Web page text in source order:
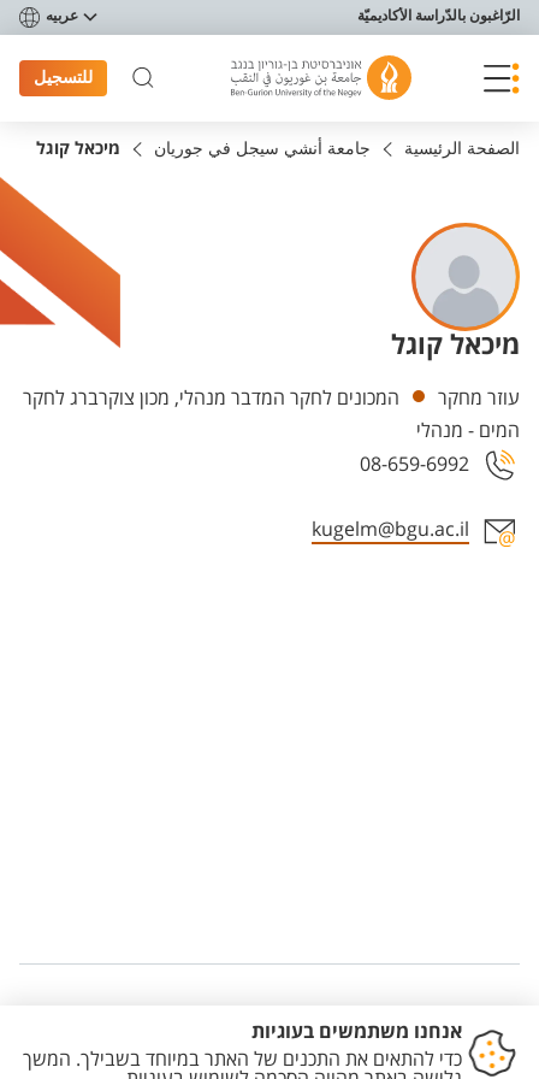
תפריט נגישות
الرّاغبون بالدّراسة الأكاديميّة عربيه
للتسجيل
الصفحة الرئيسية جامعة أنشي سيجل في جوريان מיכאל קוגל
מיכאל קוגל
Departments
עוזר מחקר
המכונים לחקר המדבר מנהלי, מכון צוקרברג לחקר
המים - מנהלי
08-659-6992
kugelm@bgu.ac.il